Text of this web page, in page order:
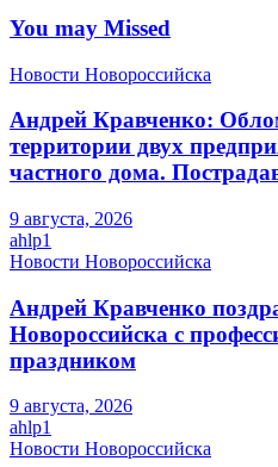
You may Missed
Новости Новороссийска
Андрей Кравченко:
территории двух
частного дома.
9 августа, 2026
ahlp1
Новости Новороссийска
Андрей Кравченко
Новороссийска с
праздником
9 августа, 2026
ahlp1
Новости Новороссийска